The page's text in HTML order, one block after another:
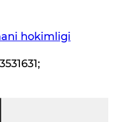
hokimligi
;